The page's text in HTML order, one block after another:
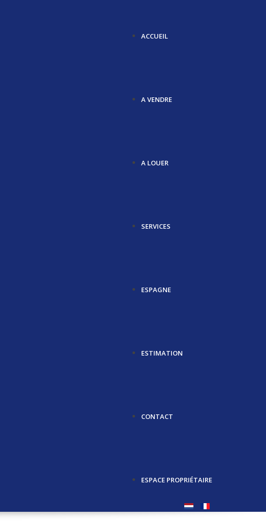
ACCUEIL
A VENDRE
A LOUER
SERVICES
ESPAGNE
ESTIMATION
CONTACT
ESPACE PROPRIÉTAIRE